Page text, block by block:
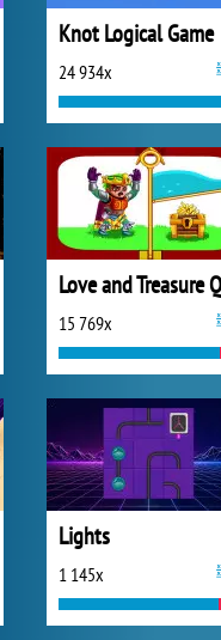
Knot Logical Game
24 934x
15 769x
Lights
1 145x